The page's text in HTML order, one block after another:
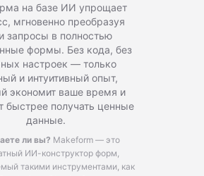
на базе ИИ упрощает
мгновенно преобразуя
запросы в полностью
формы. Без кода, без
настроек — только
и интуитивный опыт,
экономит ваше время и
быстрее получать ценные
данные.
ли вы? Makeform — это
ИИ-конструктор форм,
такими инструментами, как